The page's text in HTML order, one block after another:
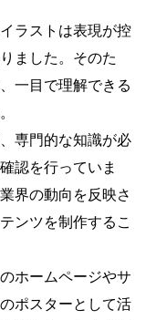
ラストは表現が控
ました。そのた
一目で理解できる
専門的な知識が必
認を行っていま
界の動向を反映さ
ンツを制作するこ
ホームページやサ
ポスターとして活